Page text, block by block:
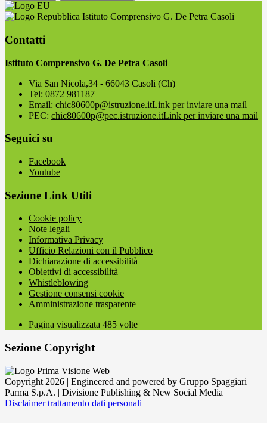
Istituto Comprensivo G. De Petra Casoli
Contatti
Istituto Comprensivo G. De Petra Casoli
Via San Nicola,34 - 66043 Casoli (Ch)
Tel: 0872 981187
Email: chic80600p@istruzione.itLink per inviare una mail
PEC: chic80600p@pec.istruzione.itLink per inviare una mail
Seguici su
Facebook
Youtube
Sezione Link Utili
Cookie policy
Note legali
Informativa Privacy
Ufficio Relazioni con il Pubblico
Dichiarazione di accessibilità
Obiettivi di accessibilità
Whistleblowing
Gestione consensi cookie
Amministrazione trasparente
Pagina visualizzata 485 volte
Sezione Copyright
Copyright 2026 | Engineered and powered by Gruppo Spaggiari
Parma S.p.A. | Divisione Publishing & New Social Media
Disclaimer trattamento dati personali